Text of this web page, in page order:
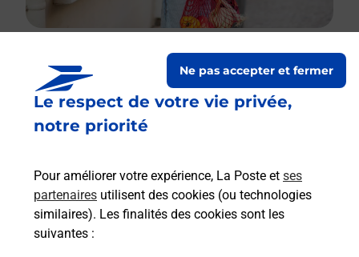
Le respect de votre vie privée,
notre priorité
Pour améliorer votre expérience, La Poste et ses
partenaires utilisent des cookies (ou technologies
similaires). Les finalités des cookies sont les
suivantes :
Ne pas accepter et fermer
Boîte aux lettres La Poste
Collecte du courrier aujourd'hui à
16 Rue Sainte Barbe
Brainville Sur Meuse
Itinéraire
Le lien s'ouvre dans un nouvel onglet